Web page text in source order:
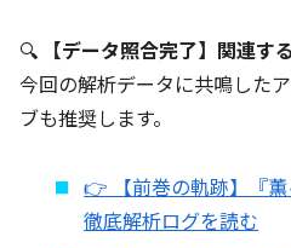
🔍 【データ照合完了】関連す
今回の解析データに共鳴した
ブも推奨します。
👉 【前巻の軌跡】『
徹底解析ログを読む